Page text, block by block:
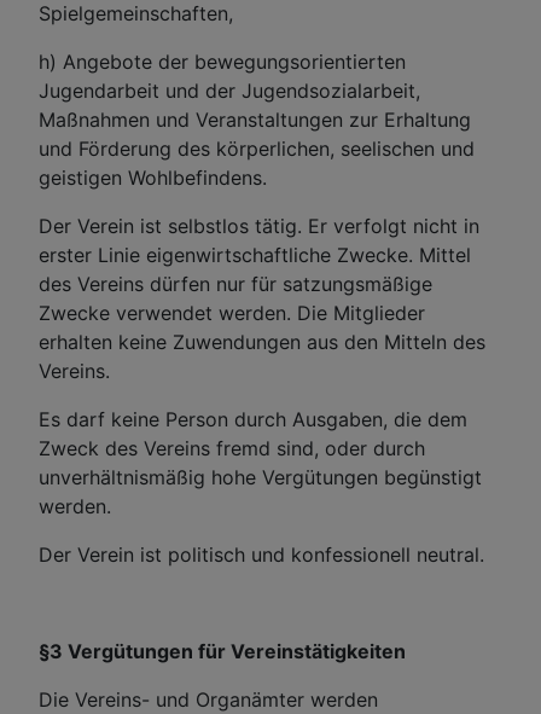
Spielgemeinschaften,
h) Angebote der bewegungsorientierten
Jugendarbeit und der Jugendsozialarbeit,
Maßnahmen und Veranstaltungen zur Erhaltung
und Förderung des körperlichen, seelischen und
geistigen Wohlbefindens.
Der Verein ist selbstlos tätig. Er verfolgt nicht in
erster Linie eigenwirtschaftliche Zwecke. Mittel
des Vereins dürfen nur für satzungsmäßige
Zwecke verwendet werden. Die Mitglieder
erhalten keine Zuwendungen aus den Mitteln des
Vereins.
Es darf keine Person durch Ausgaben, die dem
Zweck des Vereins fremd sind, oder durch
unverhältnismäßig hohe Vergütungen begünstigt
werden.
Der Verein ist politisch und konfessionell neutral.
§3 Vergütungen für Vereinstätigkeiten
Die Vereins- und Organämter werden